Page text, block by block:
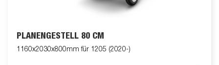
PLANENGESTELL 80 CM
1160x2030x800mm für 1205 (2020-)